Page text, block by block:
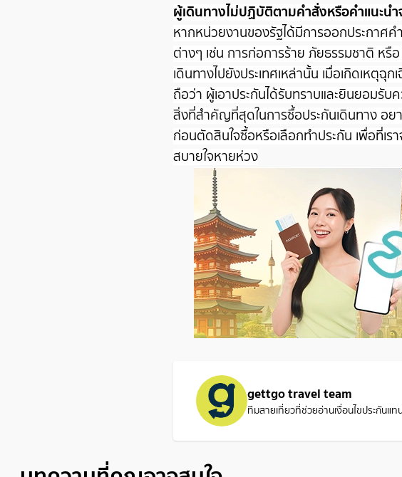
ผู้เดินทางไม่ปฏิบัติตามคำสั่งหรือคำแนะนำ
หากหน่วยงานของรัฐได้มีการออกประกาศค
ต่างๆ เช่น การก่อการร้าย ภัยธรรมชาติ หรื
เดินทางไปยังประเทศเหล่านั้น เมื่อเกิดเหตุ
ถือว่า ผู้เอาประกันได้รับทราบและยินยอมรับ
สิ่งที่สำคัญที่สุดในการซื้อประกันเดินทางอยา
ก่อนตัดสินใจซื้อหรือเลือกทำประกัน เพื่อที่เรา
สบายใจหายห่วง
gettgo travel team
ทีมสายเที่ยวที่ช่วยอ่านเงื่อนไขประกัน